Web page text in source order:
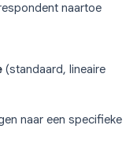
naartoe
(standaard, lineaire
naar een specifieke